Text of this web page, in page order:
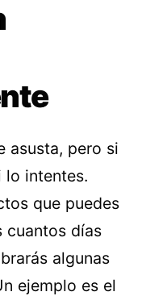
asusta, pero si
lo intentes.
que puedes
cuantos días
algunas
ejemplo es el